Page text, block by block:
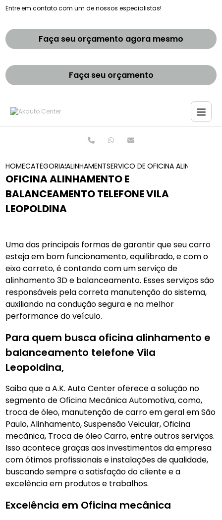
Entre em contato com um de nossos especialistas!
Faça seu orçamento agora mesmo
Faça seu orçamento
HOMECATEGORIASALINHAMENTO E BALANCEAMENTOS
SERVICO DE ALINHAMENTO E
OFICINA
OFICINA ALINHAMENTO E
BALANCEAMENTO TELEFONE VILA
LEOPOLDINA
Uma das principais formas de garantir que seu carro
esteja em bom funcionamento, equilibrado, e com o
eixo correto, é contando com um serviço de
alinhamento 3D e balanceamento. Esses serviços são
responsáveis pela correta manutenção do sistema,
auxiliando na condução segura e na melhor
performance do veículo.
Para quem busca oficina alinhamento e
balanceamento telefone Vila
Leopoldina,
Saiba que a A.K. Auto Center oferece a solução no
segmento de Oficina Mecãnica Automotiva, como,
troca de óleo, manutenção de carro em geral em São
Paulo, Alinhamento, Suspensão Veicular, Oficina
mecânica, Troca de óleo Carro, entre outros serviços.
Isso acontece graças aos investimentos da empresa
com ótimos profissionais e instalações de qualidade,
buscando sempre a satisfação do cliente e a
excelência em produtos e trabalhos.
Excelência em Oficina mecânica